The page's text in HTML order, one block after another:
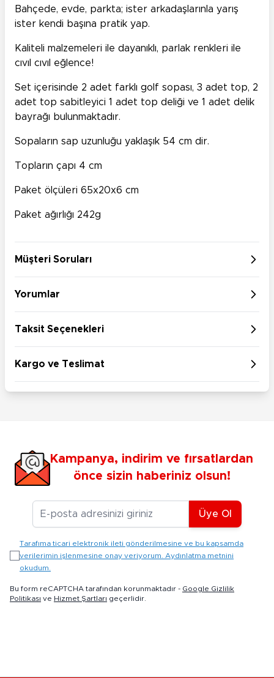
Bahçede, evde, parkta; ister arkadaşlarınla yarış
ister kendi başına pratik yap.
Kaliteli malzemeleri ile dayanıklı, parlak renkleri ile
cıvıl cıvıl eğlence!
Set içerisinde 2 adet farklı golf sopası, 3 adet top, 2
adet top sabitleyici 1 adet top deliği ve 1 adet delik
bayrağı bulunmaktadır.
Sopaların sap uzunluğu yaklaşık 54 cm dir.
Topların çapı 4 cm
Paket ölçüleri 65x20x6 cm
Paket ağırlığı 242g
Müşteri Soruları
Yorumlar
Taksit Seçenekleri
Kargo ve Teslimat
Kampanya, indirim ve fırsatlardan
önce sizin haberiniz olsun!
E-posta Adresiniz
Üye Ol
Tarafıma ticari elektronik ileti gönderilmesine ve bu kapsamda
verilerimin işlenmesine onay veriyorum. Aydınlatma metnini
okudum.
Bu form reCAPTCHA tarafından korunmaktadır - Google Gizlilik
Politikası ve Hizmet Şartları geçerlidir.